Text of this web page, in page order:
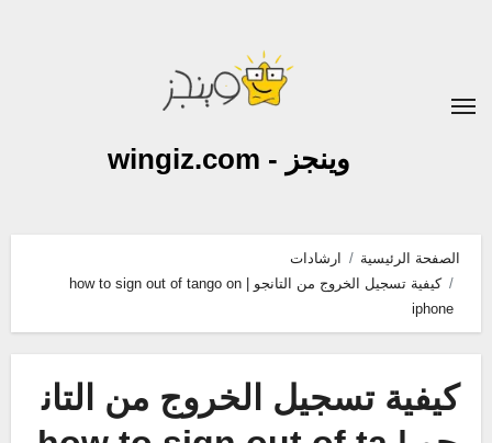
وينجز - wingiz.com
الصفحة الرئيسية
ارشادات
كيفية تسجيل الخروج من التانجو | how to sign out of tango on
iphone
كيفية تسجيل الخروج من التان